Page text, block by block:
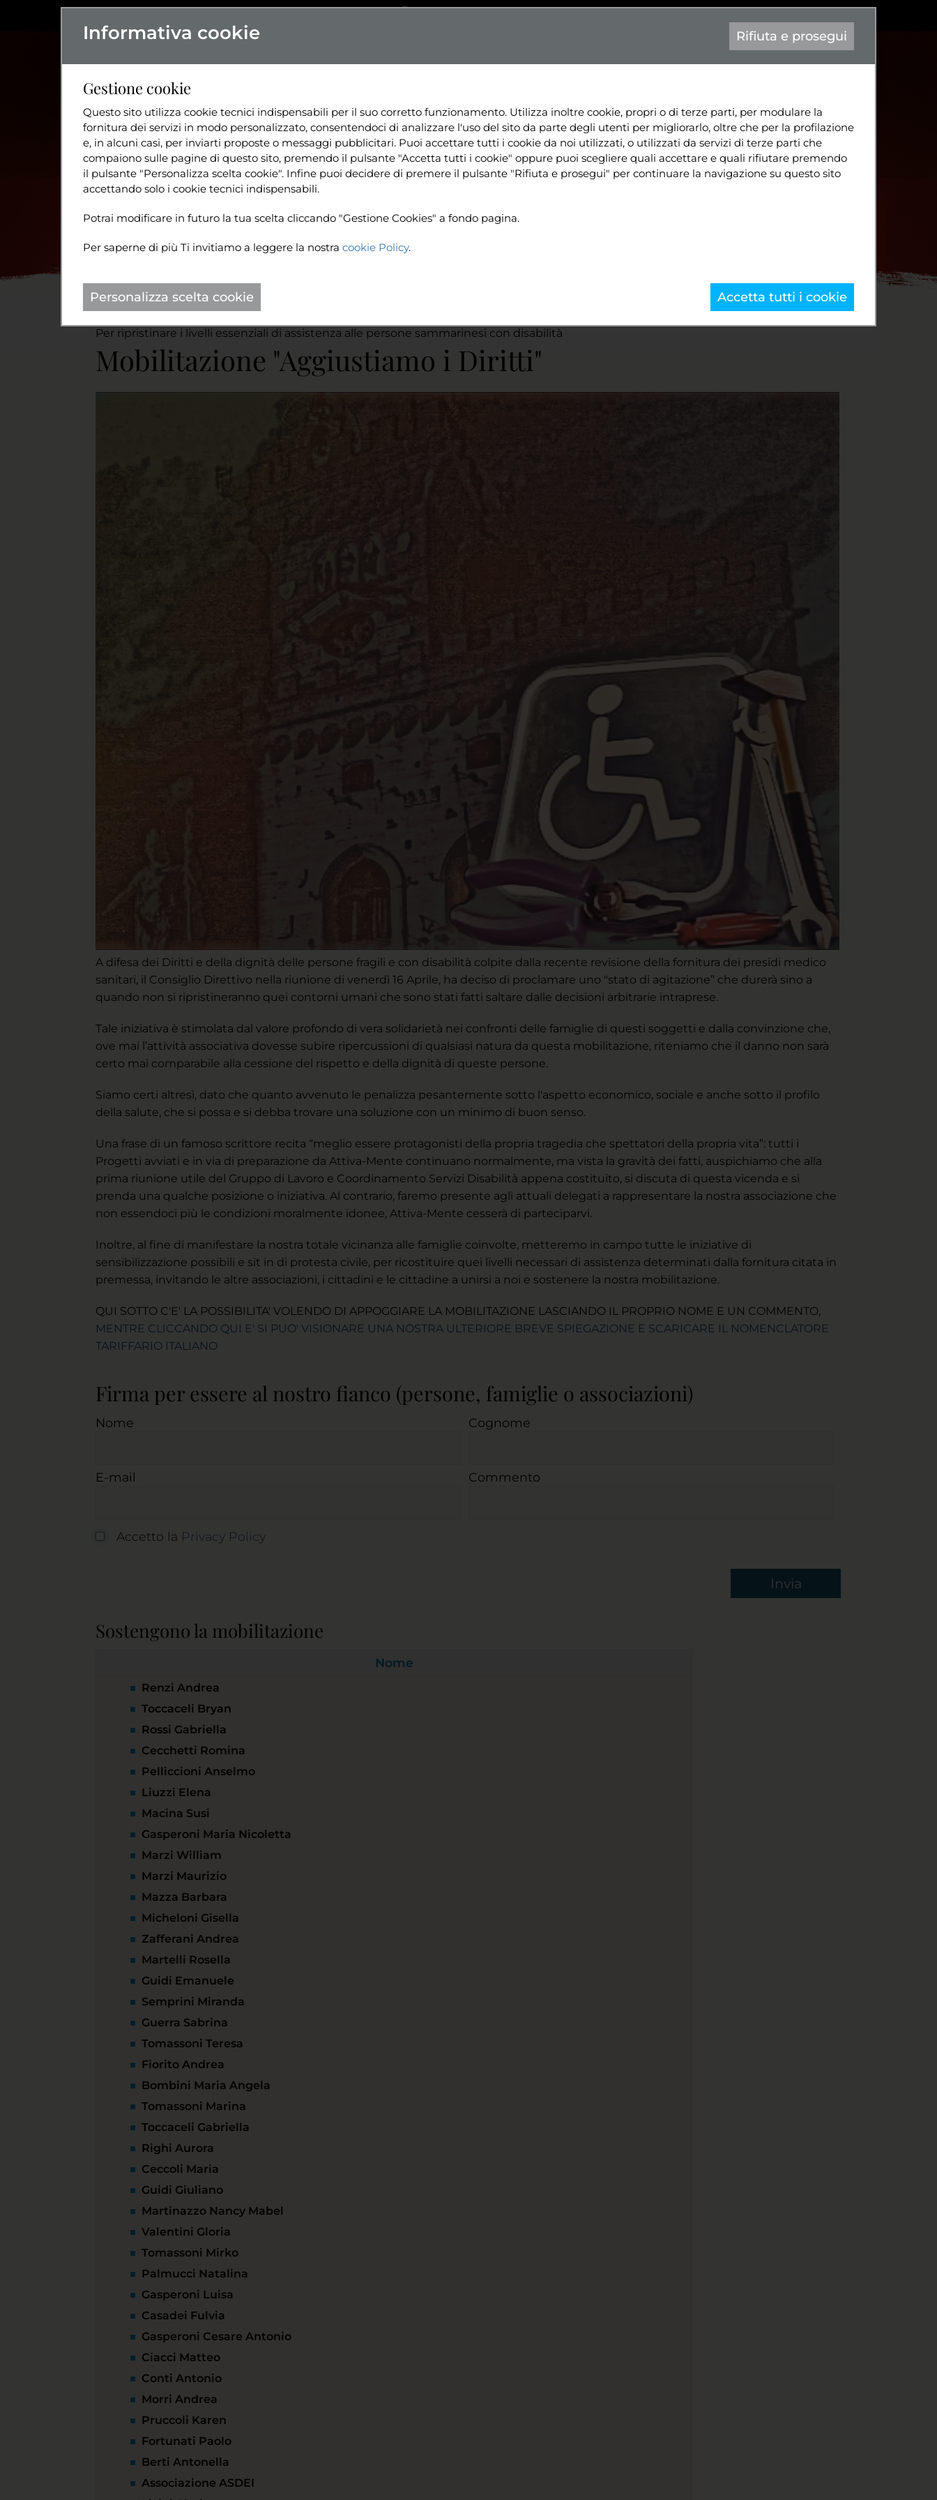
L'ASSOCIAZIONE NEWS PROGETTI RISORSE UTILITÀ CONTATTI DIVENTA SOCIO
Per ripristinare i livelli essenziali di assistenza alle persone sammarinesi con disabilità
Mobilitazione "Aggiustiamo i Diritti"
A difesa dei Diritti e della dignità delle persone fragili e con disabilità colpite dalla recente revisione della fornitura dei presidi medico
sanitari, il Consiglio Direttivo nella riunione di venerdì 16 Aprile, ha deciso di proclamare uno "stato di agitazione” che durerà sino a
quando non si ripristineranno quei contorni umani che sono stati fatti saltare dalle decisioni arbitrarie intraprese.
Tale iniziativa è stimolata dal valore profondo di vera solidarietà nei confronti delle famiglie di questi soggetti e dalla convinzione che,
ove mai l’attività associativa dovesse subire ripercussioni di qualsiasi natura da questa mobilitazione, riteniamo che il danno non sarà
certo mai comparabile alla cessione del rispetto e della dignità di queste persone.
Siamo certi altresì, dato che quanto avvenuto le penalizza pesantemente sotto l'aspetto economico, sociale e anche sotto il profilo
della salute, che si possa e si debba trovare una soluzione con un minimo di buon senso.
Una frase di un famoso scrittore recita “meglio essere protagonisti della propria tragedia che spettatori della propria vita”: tutti i
Progetti avviati e in via di preparazione da Attiva-Mente continuano normalmente, ma vista la gravità dei fatti, auspichiamo che alla
prima riunione utile del Gruppo di Lavoro e Coordinamento Servizi Disabilità appena costituito, si discuta di questa vicenda e si
prenda una qualche posizione o iniziativa. Al contrario, faremo presente agli attuali delegati a rappresentare la nostra associazione che
non essendoci più le condizioni moralmente idonee, Attiva-Mente cesserà di parteciparvi.
Inoltre, al fine di manifestare la nostra totale vicinanza alle famiglie coinvolte, metteremo in campo tutte le iniziative di
sensibilizzazione possibili e sit in di protesta civile, per ricostituire quei livelli necessari di assistenza determinati dalla fornitura citata in
premessa, invitando le altre associazioni, i cittadini e le cittadine a unirsi a noi e sostenere la nostra mobilitazione.
QUI SOTTO C'E' LA POSSIBILITA' VOLENDO DI APPOGGIARE LA MOBILITAZIONE LASCIANDO IL PROPRIO NOME E UN COMMENTO,
MENTRE CLICCANDO QUI E' SI PUO' VISIONARE UNA NOSTRA ULTERIORE BREVE SPIEGAZIONE E SCARICARE IL NOMENCLATORE
TARIFFARIO ITALIANO
Firma per essere al nostro fianco (persone, famiglie o associazioni)
Nome Cognome
E-mail Commento
Accetto la Privacy Policy
Invia
Sostengono la mobilitazione
Nome
Renzi Andrea
Toccaceli Bryan
Rossi Gabriella
Cecchetti Romina
Pelliccioni Anselmo
Liuzzi Elena
Macina Susi
Gasperoni Maria Nicoletta
Marzi William
Marzi Maurizio
Mazza Barbara
Micheloni Gisella
Zafferani Andrea
Martelli Rosella
Guidi Emanuele
Semprini Miranda
Guerra Sabrina
Tomassoni Teresa
Fiorito Andrea
Bombini Maria Angela
Tomassoni Marina
Toccaceli Gabriella
Righi Aurora
Ceccoli Maria
Guidi Giuliano
Martinazzo Nancy Mabel
Valentini Gloria
Tomassoni Mirko
Palmucci Natalina
Gasperoni Luisa
Casadei Fulvia
Gasperoni Cesare Antonio
Ciacci Matteo
Conti Antonio
Morri Andrea
Pruccoli Karen
Fortunati Paolo
Berti Antonella
Associazione ASDEI
Informativa cookie Rifiuta e prosegui
Gestione cookie
Questo sito utilizza cookie tecnici indispensabili per il suo corretto funzionamento. Utilizza inoltre cookie, propri o di terze parti, per modulare la
fornitura dei servizi in modo personalizzato, consentendoci di analizzare l'uso del sito da parte degli utenti per migliorarlo, oltre che per la profilazione
e, in alcuni casi, per inviarti proposte o messaggi pubblicitari. Puoi accettare tutti i cookie da noi utilizzati, o utilizzati da servizi di terze parti che
compaiono sulle pagine di questo sito, premendo il pulsante "Accetta tutti i cookie" oppure puoi scegliere quali accettare e quali rifiutare premendo
il pulsante "Personalizza scelta cookie". Infine puoi decidere di premere il pulsante "Rifiuta e prosegui" per continuare la navigazione su questo sito
accettando solo i cookie tecnici indispensabili.
Potrai modificare in futuro la tua scelta cliccando "Gestione Cookies" a fondo pagina.
Per saperne di più Ti invitiamo a leggere la nostra cookie Policy.
Personalizza scelta cookie Accetta tutti i cookie